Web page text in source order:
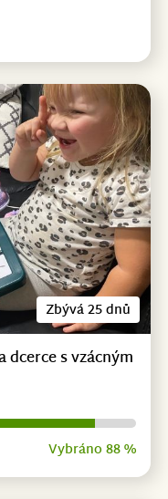
Zbývá 25 dnů
dcerce s vzácným
Vybráno 88 %